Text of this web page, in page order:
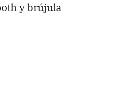
y brújula